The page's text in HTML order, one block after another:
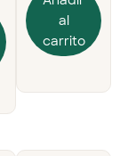
al
carrito